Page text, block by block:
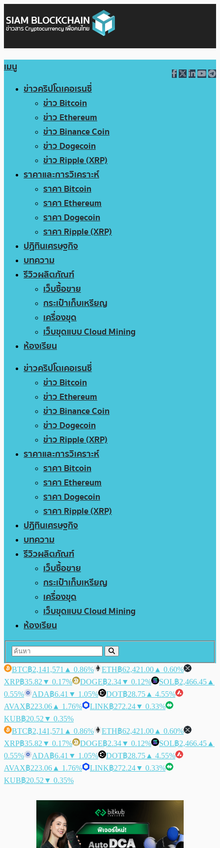
เมนู
ข่าวคริปโตเคอเรนซี่
ข่าว Bitcoin
ข่าว Ethereum
ข่าว Binance Coin
ข่าว Dogecoin
ข่าว Ripple (XRP)
ราคาและการวิเคราะห์
ราคา Bitcoin
ราคา Ethereum
ราคา Dogecoin
ราคา Ripple (XRP)
ปฏิทินเศรษฐกิจ
บทความ
รีวิวผลิตภัณฑ์
เว็บซื้อขาย
กระเป๋าเก็บเหรียญ
เครื่องขุด
เว็บขุดแบบ Cloud Mining
ห้องเรียน
ข่าวคริปโตเคอเรนซี่
ข่าว Bitcoin
ข่าว Ethereum
ข่าว Binance Coin
ข่าว Dogecoin
ข่าว Ripple (XRP)
ราคาและการวิเคราะห์
ราคา Bitcoin
ราคา Ethereum
ราคา Dogecoin
ราคา Ripple (XRP)
ปฏิทินเศรษฐกิจ
บทความ
รีวิวผลิตภัณฑ์
เว็บซื้อขาย
กระเป๋าเก็บเหรียญ
เครื่องขุด
เว็บขุดแบบ Cloud Mining
ห้องเรียน
BTC฿2,141,571 ▲ 0.86% ETH฿62,421.00 ▲ 0.60%
XRP฿35.82 ▼ 0.17% DOGE฿2.34▼ 0.12% SOL฿2,466.45 ▲
0.55%
ADA฿6.41 ▼ 1.05% DOT฿28.75 ▲ 4.55%
AVAX฿223.06 ▲ 1.76% LINK฿272.24▼ 0.33%
KUB฿20.52 ▼ 0.35%
BTC฿2,141,571 ▲ 0.86% ETH฿62,421.00 ▲ 0.60%
XRP฿35.82 ▼ 0.17% DOGE฿2.34▼ 0.12% SOL฿2,466.45 ▲
0.55%
ADA฿6.41 ▼ 1.05% DOT฿28.75 ▲ 4.55%
AVAX฿223.06 ▲ 1.76% LINK฿272.24▼ 0.33%
KUB฿20.52 ▼ 0.35%